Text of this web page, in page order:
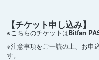
【チケット申し込み】
※こちらのチケットはBitfan
※注意事項をご一読の上、お申
す。